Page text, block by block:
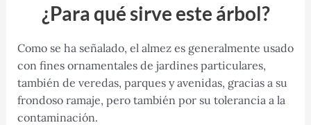
¿Para qué sirve este árbol?
Como se ha señalado, el almez es generalmente usado
con fines ornamentales de jardines particulares,
también de veredas, parques y avenidas, gracias a su
frondoso ramaje, pero también por su tolerancia a la
contaminación.